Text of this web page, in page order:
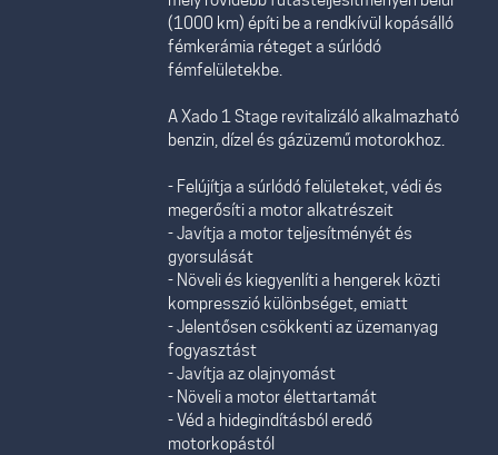
(1000 km) építi be a rendkívül kopásálló
fémkerámia réteget a súrlódó
fémfelületekbe.
A Xado 1 Stage revitalizáló alkalmazható
benzin, dízel és gázüzemű motorokhoz.
- Felújítja a súrlódó felületeket, védi és
megerősíti a motor alkatrészeit
- Javítja a motor teljesítményét és
gyorsulását
- Növeli és kiegyenlíti a hengerek közti
kompresszió különbséget, emiatt
- Jelentősen csökkenti az üzemanyag
fogyasztást
- Javítja az olajnyomást
- Növeli a motor élettartamát
- Véd a hidegindításból eredő
motorkopástól